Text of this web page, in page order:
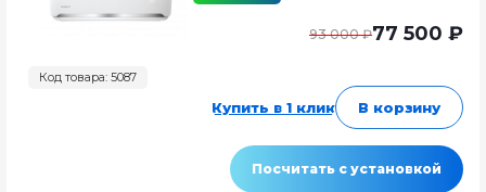
Код товара: 5087
93 000 ₽77 500 ₽
Купить в 1 клик В корзину
Посчитать с установкой